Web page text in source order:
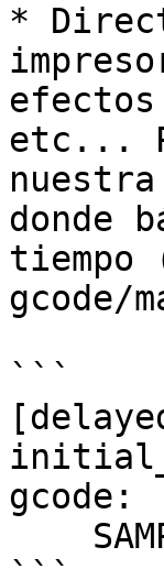
*
etc...
donde
gcode/
```
gcode: